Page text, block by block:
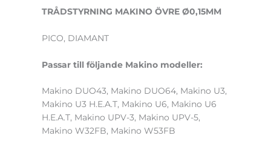
TRÅDSTYRNING MAKINO ÖVRE Ø0,15MM
PICO, DIAMANT
Passar till följande Makino modeller:
Makino DUO43, Makino DUO64, Makino U3,
Makino U3 H.E.A.T, Makino U6, Makino U6
H.E.A.T, Makino UPV-3, Makino UPV-5,
Makino W32FB, Makino W53FB